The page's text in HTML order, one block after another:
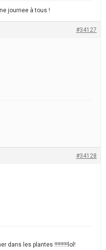
journee à tous !
#34127
#34128
dans les plantes !!!!!!!!!lol!